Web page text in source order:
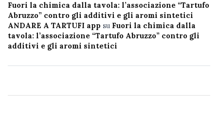
Fuori la chimica dalla tavola: l’associazione “Tartufo
Abruzzo” contro gli additivi e gli aromi sintetici
ANDARE A TARTUFI app su Fuori la chimica dalla
tavola: l’associazione “Tartufo Abruzzo” contro gli
additivi e gli aromi sintetici